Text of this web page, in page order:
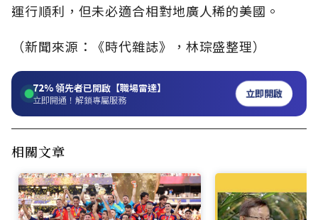
運行順利，但未必適合相對地廣人稀的美國。
（新聞來源：《時代雜誌》，林琮盛整理）
72%領先者已開啟【職場雷達】
立即開通！解鎖專屬服務 立即開啟
相關文章